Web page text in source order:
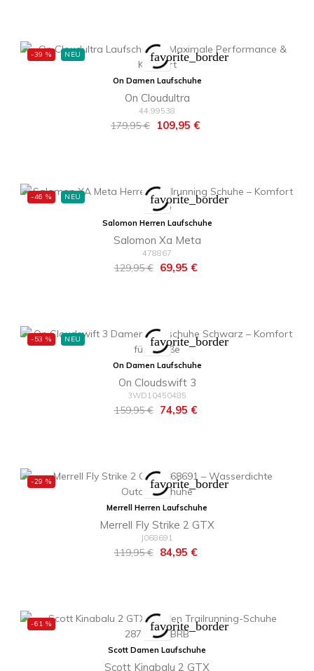
-39 % NEU favorite_border
On Damen Laufschuhe
On Cloudultra
44.99538
Regulärer
179,95 € Preis
109,95 €
-46 % NEU favorite_border
Salomon Herren Laufschuhe
Salomon Xa Meta
478867
Regulärer
129,95 € Preis
69,95 €
-53 % NEU favorite_border
On Damen Laufschuhe
On Cloudswift 3
3WD10450485
Regulärer
159,95 € Preis
74,95 €
-29 % favorite_border
Merrell Herren Laufschuhe
Merrell Fly Strike 2 GTX
J068691
Regulärer
119,95 € Preis
84,95 €
-61 % favorite_border
Scott Damen Laufschuhe
Scott Kinabalu 2 GTX